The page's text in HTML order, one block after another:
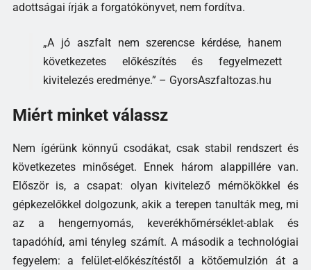
adottságai írják a forgatókönyvet, nem fordítva.
„A jó aszfalt nem szerencse kérdése, hanem
következetes előkészítés és fegyelmezett
kivitelezés eredménye.” – GyorsAszfaltozas.hu
Miért minket válassz
Nem ígérünk könnyű csodákat, csak stabil rendszert és
következetes minőséget. Ennek három alappillére van.
Először is, a csapat: olyan kivitelező mérnökökkel és
gépkezelőkkel dolgozunk, akik a terepen tanulták meg, mi
az a hengernyomás, keverékhőmérséklet-ablak és
tapadóhíd, ami tényleg számít. A második a technológiai
fegyelem: a felület-előkészítéstől a kötőemulzión át a